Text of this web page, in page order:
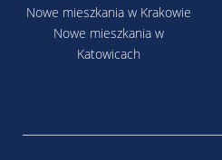
Nowe mieszkania w Krakowie
Nowe mieszkania w
Katowicach